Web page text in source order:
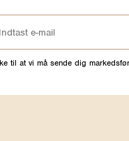
til at vi må sende dig